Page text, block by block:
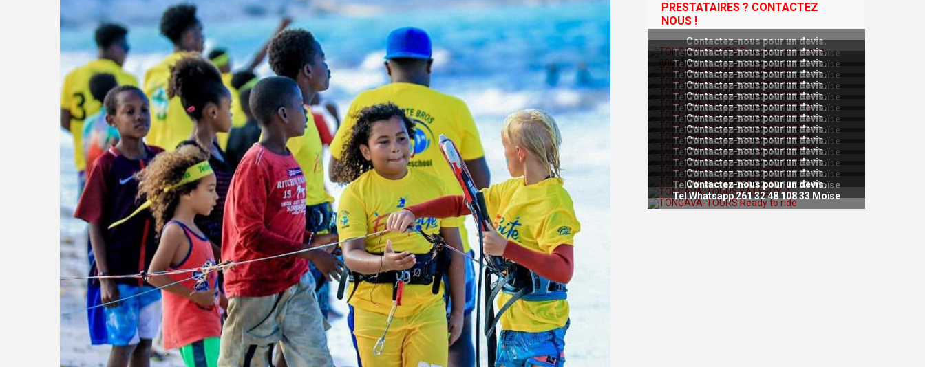
PRESTATAIRES ? CONTACTEZ
NOUS !
Contactez-nous pour un devis.
Tel Whatsapp 261 32 48 108 33 Moïse
Contactez-nous pour un devis.
Tel Whatsapp 261 32 48 108 33 Moïse
Contactez-nous pour un devis.
Tel Whatsapp 261 32 48 108 33 Moïse
Contactez-nous pour un devis.
Tel Whatsapp 261 32 48 108 33 Moïse
Contactez-nous pour un devis.
Tel Whatsapp 261 32 48 108 33 Moïse
Contactez-nous pour un devis.
Tel Whatsapp 261 32 48 108 33 Moïse
Contactez-nous pour un devis.
Tel Whatsapp 261 32 48 108 33 Moïse
Contactez-nous pour un devis.
Tel Whatsapp 261 32 48 108 33 Moïse
Contactez-nous pour un devis.
Tel Whatsapp 261 32 48 108 33 Moïse
Contactez-nous pour un devis.
Tel Whatsapp 261 32 48 108 33 Moïse
Contactez-nous pour un devis.
Tel Whatsapp 261 32 48 108 33 Moïse
Contactez-nous pour un devis.
Tel Whatsapp 261 32 48 108 33 Moïse
Contactez-nous pour un devis.
Tel Whatsapp 261 32 48 108 33 Moïse
Contactez-nous pour un devis.
Tel Whatsapp 261 32 48 108 33 Moïse